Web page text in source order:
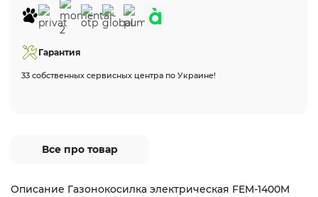
Гарантия
33 собственных сервисных центра по Украине!
Все про товар
Описание Газонокосилка электрическая FEM-1400M